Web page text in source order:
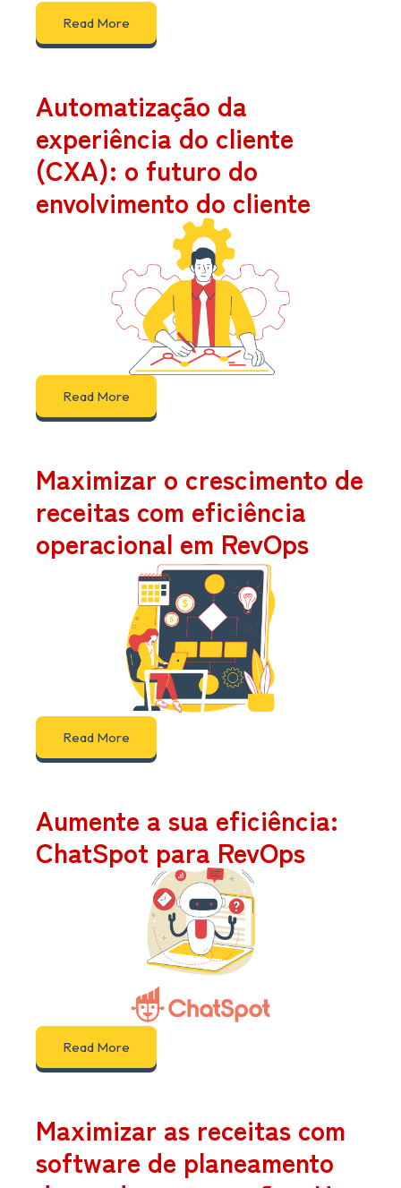
Read More
Automatização da
experiência do cliente
(CXA): o futuro do
envolvimento do cliente
Read More
Maximizar o crescimento de
receitas com eficiência
operacional em RevOps
Read More
Aumente a sua eficiência:
ChatSpot para RevOps
Read More
Maximizar as receitas com
software de planeamento